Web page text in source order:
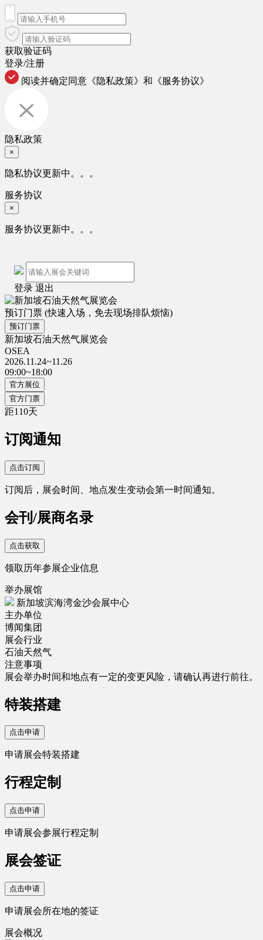
获取验证码
登录/注册
阅读并确定同意 《隐私政策》 和 《服务协议》
隐私政策
×
隐私协议更新中。。。
服务协议
×
服务协议更新中。。。
登录 退出
预订门票 (快速入场，免去现场排队烦恼)
预订门票
新加坡石油天然气展览会
OSEA
2026.11.24~11.26
09:00~18:00
官方展位
官方门票
距110天
订阅通知
点击订阅
订阅后，展会时间、地点发生变动会第一时间通知。
会刊/展商名录
点击获取
领取历年参展企业信息
举办展馆
新加坡滨海湾金沙会展中心
主办单位
博闻集团
展会行业
石油天然气
注意事项
展会举办时间和地点有一定的变更风险，请确认再进行前往。
特装搭建
点击申请
申请展会特装搭建
行程定制
点击申请
申请展会参展行程定制
展会签证
点击申请
申请展会所在地的签证
展会概况